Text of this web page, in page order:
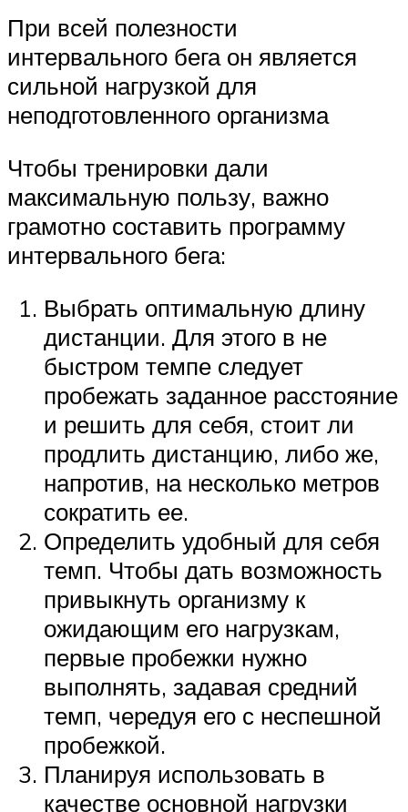
При всей полезности
интервального бега он является
сильной нагрузкой для
неподготовленного организма
Чтобы тренировки дали
максимальную пользу, важно
грамотно составить программу
интервального бега:
Выбрать оптимальную длину
дистанции. Для этого в не
быстром темпе следует
пробежать заданное расстояние
и решить для себя, стоит ли
продлить дистанцию, либо же,
напротив, на несколько метров
сократить ее.
Определить удобный для себя
темп. Чтобы дать возможность
привыкнуть организму к
ожидающим его нагрузкам,
первые пробежки нужно
выполнять, задавая средний
темп, чередуя его с неспешной
пробежкой.
Планируя использовать в
качестве основной нагрузки